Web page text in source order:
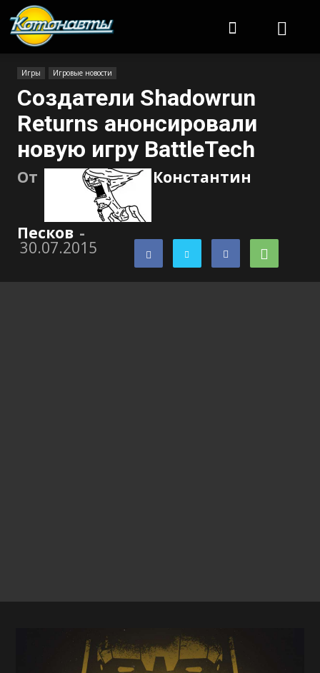
Игры Игровые новости
Создатели Shadowrun
Returns анонсировали
новую игру BattleTech
От Константин
Песков -
30.07.2015